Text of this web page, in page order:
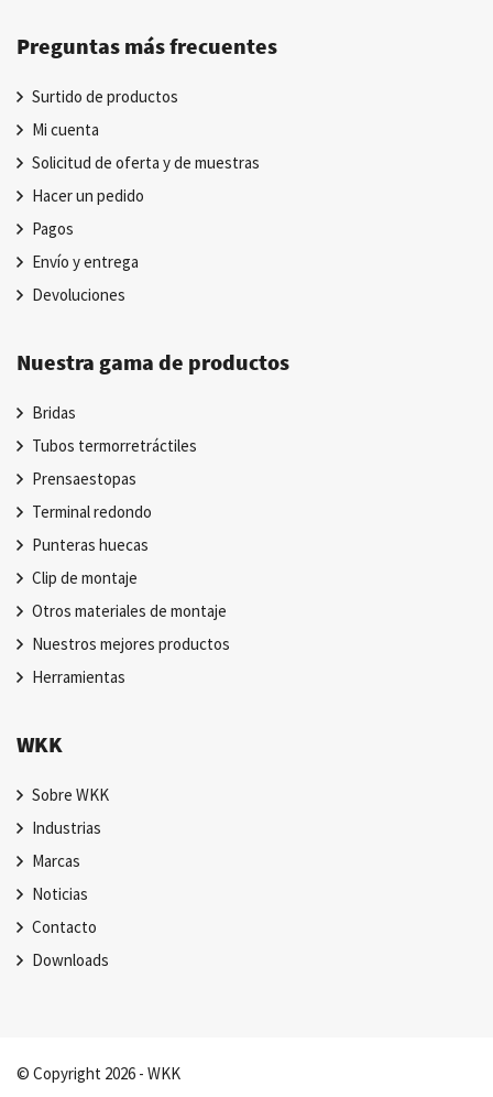
Preguntas más frecuentes
Surtido de productos
Mi cuenta
Solicitud de oferta y de muestras
Hacer un pedido
Pagos
Envío y entrega
Devoluciones
Nuestra gama de productos
Bridas
Tubos termorretráctiles
Prensaestopas
Terminal redondo
Punteras huecas
Clip de montaje
Otros materiales de montaje
Nuestros mejores productos
Herramientas
WKK
Sobre WKK
Industrias
Marcas
Noticias
Contacto
Downloads
© Copyright 2026 - WKK